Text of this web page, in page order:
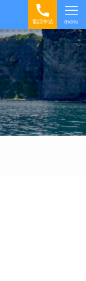
電話申込 menu